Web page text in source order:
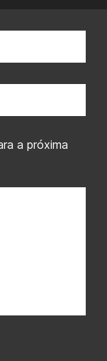
a próxima